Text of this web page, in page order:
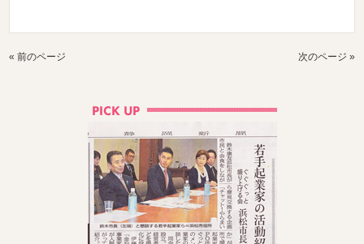
« 前のページ 次のページ »